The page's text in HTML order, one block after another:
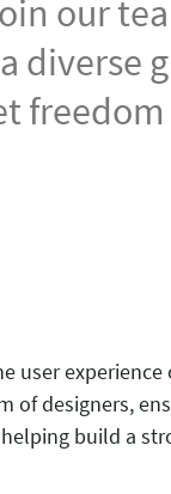
our
diverse
user
of designers,
build a